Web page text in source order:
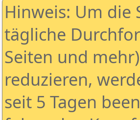
Hinweis: Um die
tägliche
Seiten und
reduzieren,
seit 5 Tagen